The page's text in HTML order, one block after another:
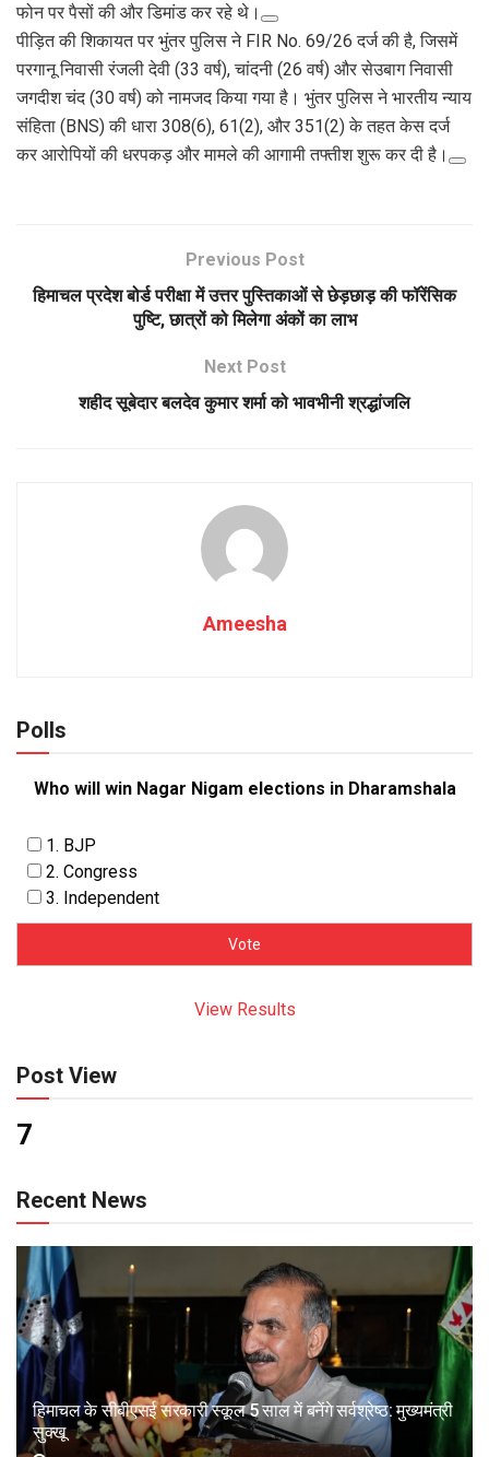
फोन पर पैसों की और डिमांड कर रहे थे।
पीड़ित की शिकायत पर भुंतर पुलिस ने FIR No. 69/26 दर्ज की है, जिसमें
परगानू निवासी रंजली देवी (33 वर्ष), चांदनी (26 वर्ष) और सेउबाग निवासी
जगदीश चंद (30 वर्ष) को नामजद किया गया है। भुंतर पुलिस ने भारतीय न्याय
संहिता (BNS) की धारा 308(6), 61(2), और 351(2) के तहत केस दर्ज
कर आरोपियों की धरपकड़ और मामले की आगामी तफ्तीश शुरू कर दी है।
Previous Post
हिमाचल प्रदेश बोर्ड परीक्षा में उत्तर पुस्तिकाओं से छेड़छाड़ की फॉरेंसिक
पुष्टि, छात्रों को मिलेगा अंकों का लाभ
Next Post
शहीद सूबेदार बलदेव कुमार शर्मा को भावभीनी श्रद्धांजलि
Ameesha
Polls
Who will win Nagar Nigam elections in Dharamshala
1. BJP
2. Congress
3. Independent
View Results
Post View
7
Recent News
हिमाचल के सीबीएसई सरकारी स्कूल 5 साल में बनेंगे सर्वश्रेष्ठ: मुख्यमंत्री
सुक्खू